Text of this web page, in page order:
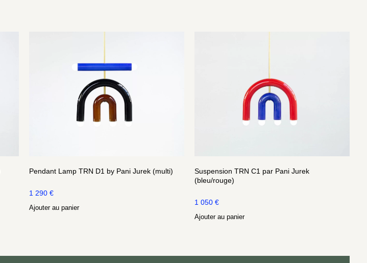
Pendant Lamp TRN D1 by Pani Jurek (multi)
1 290 €
Ajouter au panier
Suspension TRN C1 par Pani Jurek
(bleu/rouge)
1 050€
Ajouter au panier